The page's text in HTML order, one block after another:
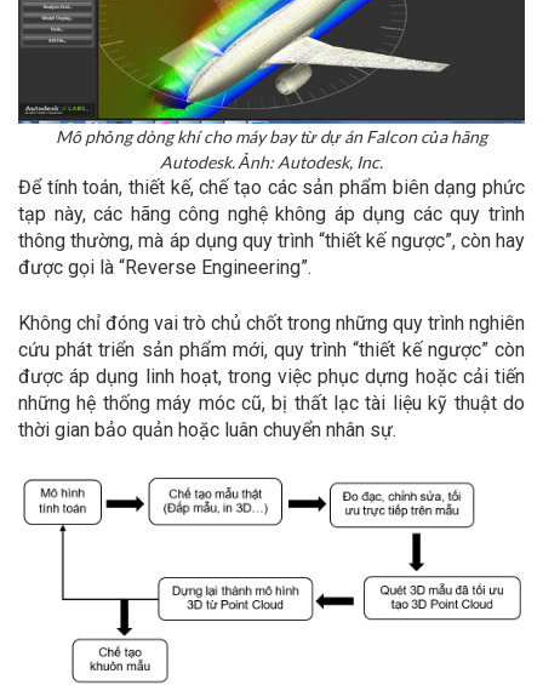
Mô phỏng dòng khí cho máy bay từ dự án Falcon của hãng
Autodesk. Ảnh: Autodesk, Inc.
Để tính toán, thiết kế, chế tạo các sản phẩm biên dạng phức
tạp này, các hãng công nghệ không áp dụng các quy trình
thông thường, mà áp dụng quy trình “thiết kế ngược”, còn hay
được gọi là “Reverse Engineering”.
Không chỉ đóng vai trò chủ chốt trong những quy trình nghiên
cứu phát triển sản phẩm mới, quy trình “thiết kế ngược” còn
được áp dụng linh hoạt, trong việc phục dựng hoặc cải tiến
những hệ thống máy móc cũ, bị thất lạc tài liệu kỹ thuật do
thời gian bảo quản hoặc luân chuyển nhân sự.